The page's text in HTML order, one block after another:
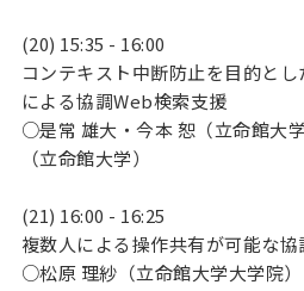
(20) 15:35 - 16:00
コンテキスト中断防止を目的と
による協調Web検索支援
○是常 雄大・今本 恕（立命館大
（立命館大学）
(21) 16:00 - 16:25
複数人による操作共有が可能な
○松原 理紗（立命館大学大学院